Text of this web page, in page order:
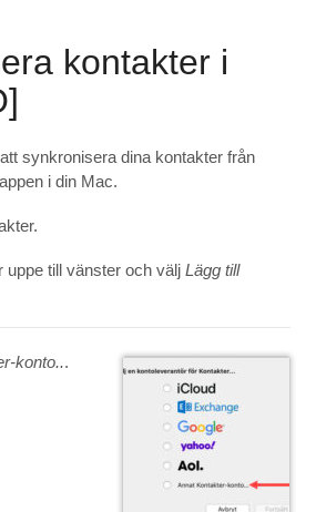
kontakter i
synkronisera dina kontakter från
i din Mac.
till vänster och välj Lägg till
konto...